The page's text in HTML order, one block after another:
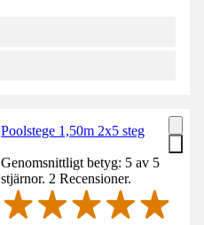
Poolstege 1,50m 2x5 steg
Genomsnittligt betyg: 5 av 5
stjärnor. 2 Recensioner.